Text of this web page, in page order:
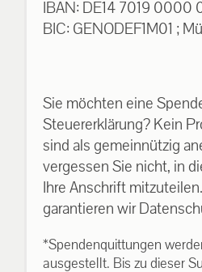
IBAN: DE14 7019 0000
BIC: GENODEF1M01 ;
Sie möchten eine
Steuererklärung? Kein
sind als gemeinnützig
vergessen Sie nicht, in
Ihre Anschrift
garantieren wir
*Spendenquittungen
ausgestellt. Bis zu dieser